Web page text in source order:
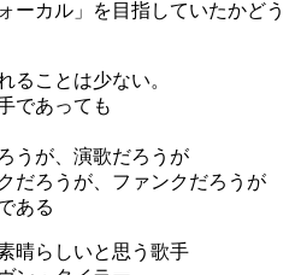
ーカル」を目指していたかどう
ることは少ない。
であっても
うが、演歌だろうが
だろうが、ファンクだろうが
ある
晴らしいと思う歌手